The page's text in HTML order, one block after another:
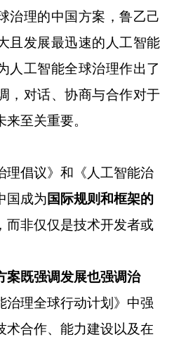
理的中国方案，鲁乙己
且发展最迅速的人工智能
人工智能全球治理作出了
，对话、协商与合作对于
至关重要。
理倡议》和《人工智能治
国成为国际规则和框架的
，而非仅仅是技术开发者或
案既强调发展也强调治
治理全球行动计划》中强
术合作、能力建设以及在